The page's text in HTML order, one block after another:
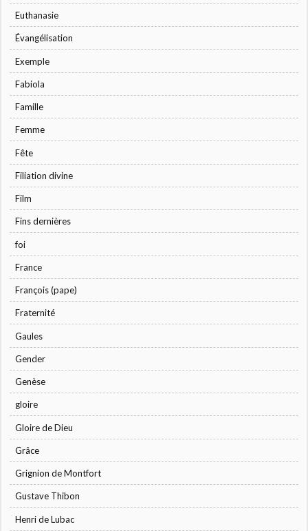
Euthanasie
Évangélisation
Exemple
Fabiola
Famille
Femme
Fête
Filiation divine
Film
Fins dernières
foi
France
François (pape)
Fraternité
Gaules
Gender
Genèse
gloire
Gloire de Dieu
Grâce
Grignion de Montfort
Gustave Thibon
Henri de Lubac